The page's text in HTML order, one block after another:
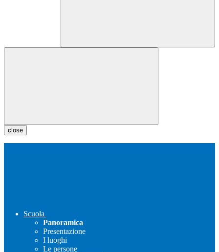
close
Scuola
Panoramica
Presentazione
I luoghi
Le persone